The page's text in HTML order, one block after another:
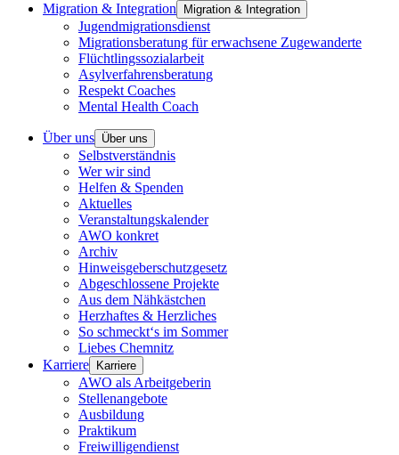
Migration & Integration
Migration & Integration
Jugendmigrationsdienst
Migrationsberatung für erwachsene Zugewanderte
Flüchtlingssozialarbeit
Asylverfahrensberatung
Respekt Coaches
Mental Health Coach
Über uns Über uns
Selbstverständnis
Wer wir sind
Helfen & Spenden
Aktuelles
Veranstaltungskalender
AWO konkret
Archiv
Hinweisgeberschutzgesetz
Abgeschlossene Projekte
Aus dem Nähkästchen
Herzhaftes & Herzliches
So schmeckt‘s im Sommer
Liebes Chemnitz
Karriere
Karriere
AWO als Arbeitgeberin
Stellenangebote
Ausbildung
Praktikum
Freiwilligendienst